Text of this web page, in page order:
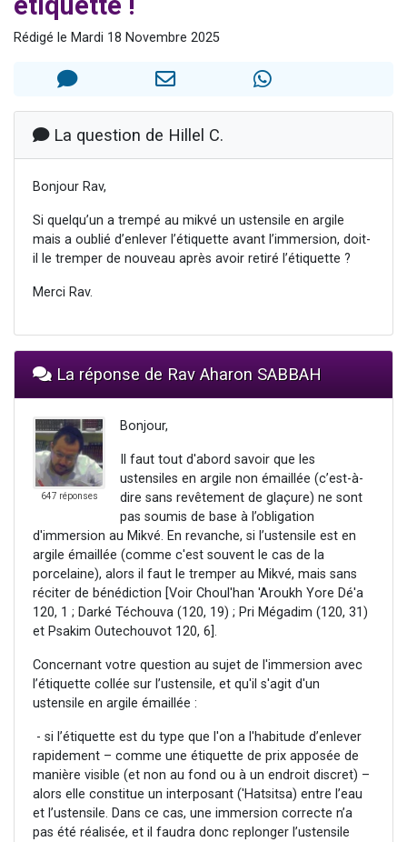
Il reste 49 places pour étudier en groupe sur Zoom
Ariel vient de donner son Maasser
Rédigé le Mardi 18 Novembre 2025
La question de Hillel C.
Bonjour Rav,
Si quelqu’un a trempé au mikvé un ustensile en argile
mais a oublié d’enlever l’étiquette avant l’immersion, doit-
il le tremper de nouveau après avoir retiré l’étiquette ?
Merci Rav.
La réponse de Rav Aharon SABBAH
647 réponses
Bonjour,
Il faut tout d'abord savoir que les
ustensiles en argile non émaillée (c’est-à-
dire sans revêtement de glaçure) ne sont
pas soumis de base à l’obligation
d'immersion au Mikvé. En revanche, si l’ustensile est en
argile émaillée (comme c'est souvent le cas de la
porcelaine), alors il faut le tremper au Mikvé, mais sans
réciter de bénédiction [Voir Choul'han 'Aroukh Yore Dé'a
120, 1 ; Darké Téchouva (120, 19) ; Pri Mégadim (120, 31)
et Psakim Outechouvot 120, 6].
Concernant votre question au sujet de l'immersion avec
l’étiquette collée sur l’ustensile, et qu'il s'agit d'un
ustensile en argile émaillée :
- si l’étiquette est du type que l'on a l'habitude d’enlever
rapidement – comme une étiquette de prix apposée de
manière visible (et non au fond ou à un endroit discret) –
alors elle constitue un interposant ('Hatsitsa) entre l’eau
et l’ustensile. Dans ce cas, une immersion correcte n’a
pas été réalisée, et il faudra donc replonger l’ustensile